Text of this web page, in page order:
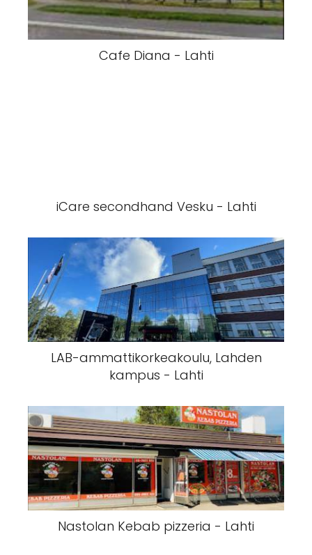
Cafe Diana - Lahti
iCare secondhand Vesku - Lahti
LAB-ammattikorkeakoulu, Lahden
kampus - Lahti
Nastolan Kebab pizzeria - Lahti